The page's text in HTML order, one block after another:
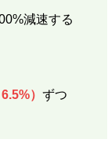
減速する
） ずつ